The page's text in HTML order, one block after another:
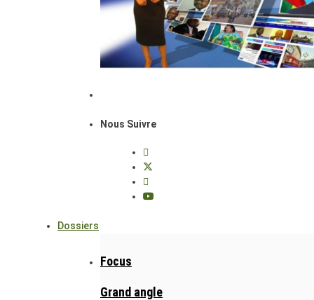
Nous Suivre
Dossiers
Focus
Grand angle